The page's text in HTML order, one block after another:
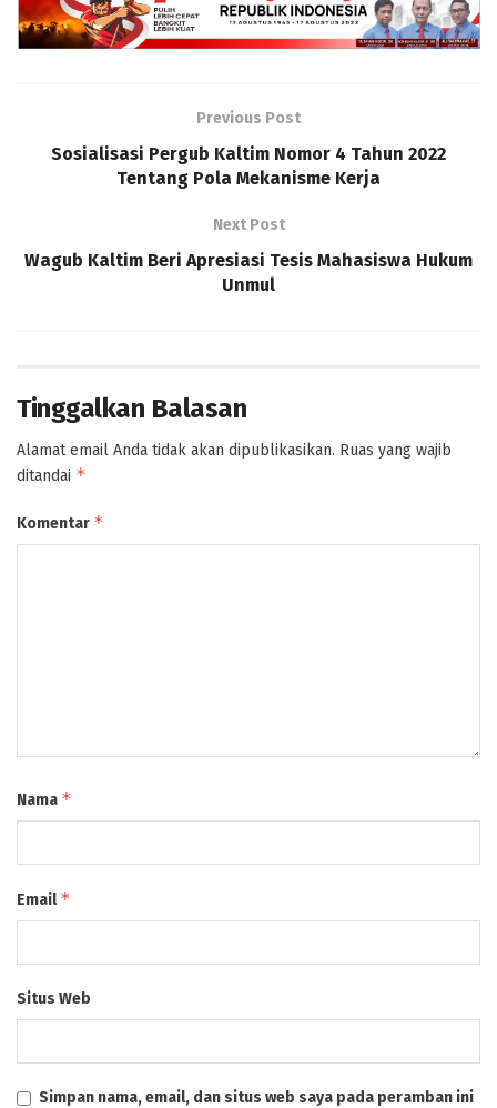
Previous Post
Sosialisasi Pergub Kaltim Nomor 4 Tahun 2022
Tentang Pola Mekanisme Kerja
Next Post
Wagub Kaltim Beri Apresiasi Tesis Mahasiswa Hukum
Unmul
Tinggalkan Balasan
Alamat email Anda tidak akan dipublikasikan. Ruas yang wajib
ditandai *
Komentar *
Nama *
Email*
Situs Web
Simpan nama, email, dan situs web saya pada peramban ini